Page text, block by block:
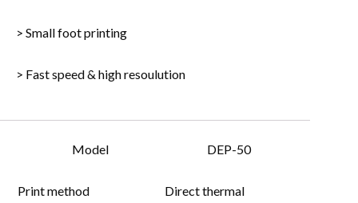
> Small foot printing
> Fast speed & high resoulution
Model DEP-50
Print method
Direct thermal